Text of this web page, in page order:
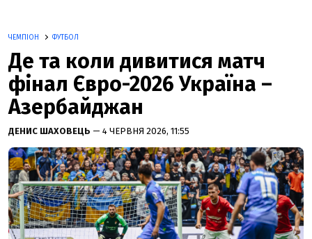
ЧЕМПІОН ФУТБОЛ
Де та коли дивитися матч
фінал Євро-2026 Україна –
Азербайджан
ДЕНИС ШАХОВЕЦЬ — 4 ЧЕРВНЯ 2026, 11:55